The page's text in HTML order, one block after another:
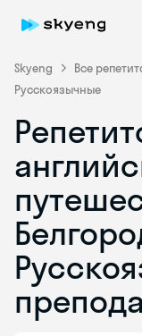
Skyeng Все
Русскоязычные
Skyeng Chat